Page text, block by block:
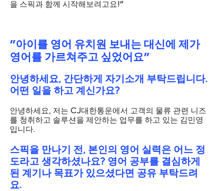
을 스픽과 함께 시작해보려고요!"
"아이를 영어 유치원 보내는 대신에 제가
영어를 가르쳐주고 싶었어요"
안녕하세요, 간단하게 자기소개 부탁드립니다.
어떤 일을 하고 계신가요?
안녕하세요, 저는 CJ대한통운에서 고객의 물류 관련 니즈
를 청취하고 솔루션을 제안하는 업무를 하고 있는 김민영
입니다.
스픽을 만나기 전, 본인의 영어 실력은 어느 정
도라고 생각하셨나요? 영어 공부를 결심하게
된 계기나 목표가 있으셨다면 공유 부탁드려
요.